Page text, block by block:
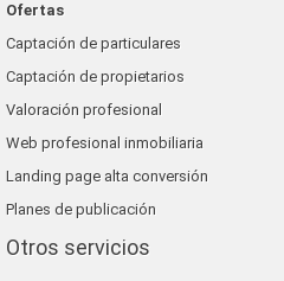
Ofertas
Captación de particulares
Captación de propietarios
Valoración profesional
Web profesional inmobiliaria
Landing page alta conversión
Planes de publicación
Otros servicios